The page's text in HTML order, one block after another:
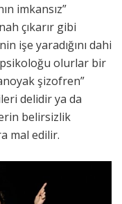
imkansız”
çıkarır gibi
işe yaradığını dahi
olurlar bir
şizofren”
delidir ya da
belirsizlik
mal edilir.